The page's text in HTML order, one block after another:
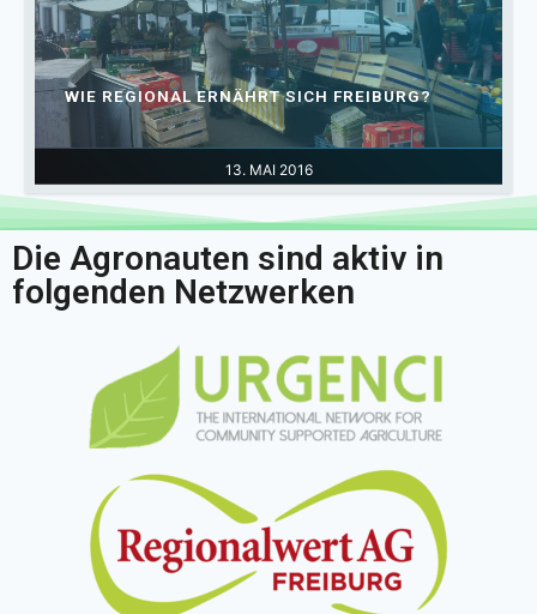
13. MAI 2016
WIE REGIONAL ERNÄHRT SICH FREIBURG?
Die Agronauten sind aktiv in
folgenden Netzwerken